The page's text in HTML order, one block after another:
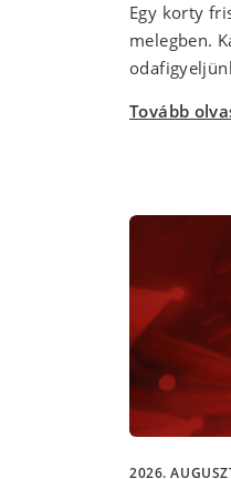
Egy korty
melegben.
Tovább
2026.